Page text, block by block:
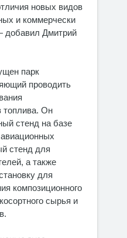
новых видов
и коммерчески
добавил Дмитрий
парк
проводить
топлива. Он
стенд на базе
стенд для
а также
для
композиционного
сырья и